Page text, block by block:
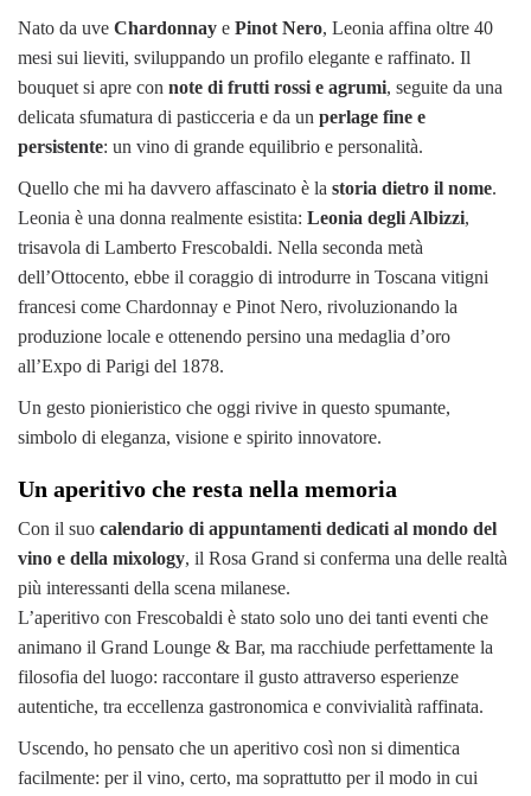
Nato da uve Chardonnay e Pinot Nero, Leonia affina oltre 40
mesi sui lieviti, sviluppando un profilo elegante e raffinato. Il
bouquet si apre con note di frutti rossi e agrumi, seguite da una
delicata sfumatura di pasticceria e da un perlage fine e
persistente: un vino di grande equilibrio e personalità.
Quello che mi ha davvero affascinato è la storia dietro il nome.
Leonia è una donna realmente esistita: Leonia degli Albizzi,
trisavola di Lamberto Frescobaldi. Nella seconda metà
dell’Ottocento, ebbe il coraggio di introdurre in Toscana vitigni
francesi come Chardonnay e Pinot Nero, rivoluzionando la
produzione locale e ottenendo persino una medaglia d’oro
all’Expo di Parigi del 1878.
Un gesto pionieristico che oggi rivive in questo spumante,
simbolo di eleganza, visione e spirito innovatore.
Un aperitivo che resta nella memoria
Con il suo calendario di appuntamenti dedicati al mondo del
vino e della mixology, il Rosa Grand si conferma una delle realtà
più interessanti della scena milanese.
L’aperitivo con Frescobaldi è stato solo uno dei tanti eventi che
animano il Grand Lounge & Bar, ma racchiude perfettamente la
filosofia del luogo: raccontare il gusto attraverso esperienze
autentiche, tra eccellenza gastronomica e convivialità raffinata.
Uscendo, ho pensato che un aperitivo così non si dimentica
facilmente: per il vino, certo, ma soprattutto per il modo in cui